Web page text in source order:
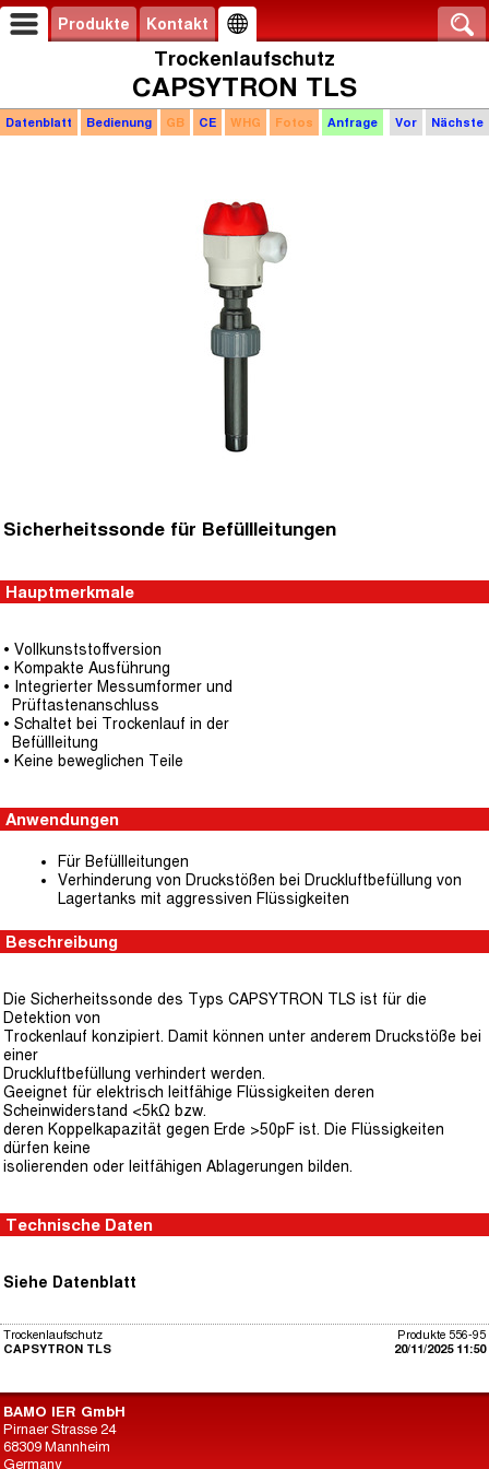
Produkte Kontakt
Trockenlaufschutz
CAPSYTRON TLS
Vor Nächste
Datenblatt Bedienung GB CE WHG Fotos Anfrage
Sicherheitssonde für Befüllleitungen
Hauptmerkmale
• Vollkunststoffversion
• Kompakte Ausführung
• Integrierter Messumformer und
Prüftastenanschluss
• Schaltet bei Trockenlauf in der
Befüllleitung
• Keine beweglichen Teile
Anwendungen
Für Befüllleitungen
Verhinderung von Druckstößen bei Druckluftbefüllung von
Lagertanks mit aggressiven Flüssigkeiten
Beschreibung
Die Sicherheitssonde des Typs CAPSYTRON TLS ist für die
Detektion von
Trockenlauf konzipiert. Damit können unter anderem Druckstöße bei
einer
Druckluftbefüllung verhindert werden.
Geeignet für elektrisch leitfähige Flüssigkeiten deren
Scheinwiderstand <5kΩ bzw.
deren Koppelkapazität gegen Erde >50pF ist. Die Flüssigkeiten
dürfen keine
isolierenden oder leitfähigen Ablagerungen bilden.
Technische Daten
Siehe Datenblatt
Produkte 556-95
20/11/2025 11:50
Trockenlaufschutz
CAPSYTRON TLS
BAMO IER GmbH
Pirnaer Strasse 24
68309 Mannheim
Germany